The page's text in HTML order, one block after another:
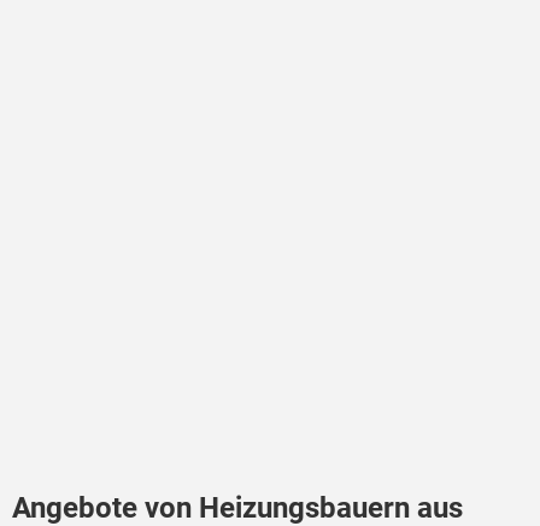
Angebote von Heizungsbauern aus